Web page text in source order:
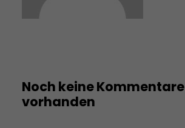
Noch keine Kommentare
vorhanden